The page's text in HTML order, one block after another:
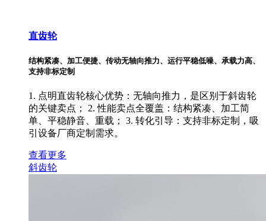
直齿轮
结构紧凑、加工便捷、传动无轴向推力、运行平稳低噪、承载力高、
支持非标定制
1. 点明直齿轮核心优势：无轴向推力，是区别于斜齿轮
的关键卖点； 2. 性能卖点全覆盖：结构紧凑、加工简
单、平稳静音、重载； 3. 转化引导：支持非标定制，吸
引设备厂商定制需求。
查看更多
斜齿轮